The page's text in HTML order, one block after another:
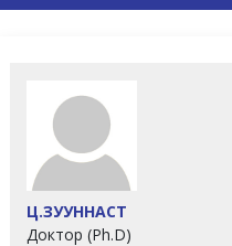
Ц.ЗУУННАСТ
Доктор (Ph.D)